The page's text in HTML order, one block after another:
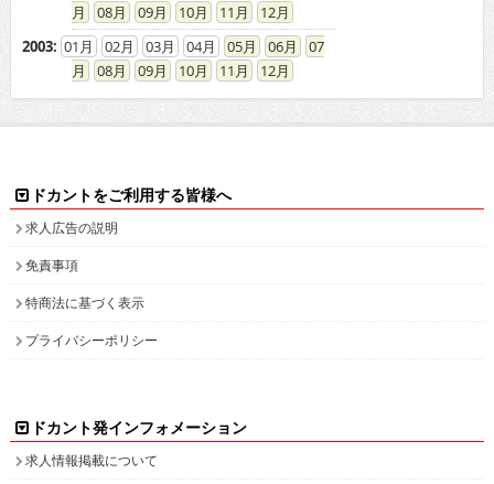
08
09 10 11
12
2003: 01 02 03 04 05 06
07
08
09 10 11 12
ドカントをご利用する皆様へ
求人広告の説明
免責事項
特商法に基づく表示
プライバシーポリシー
ドカント発インフォメーション
求人情報掲載について